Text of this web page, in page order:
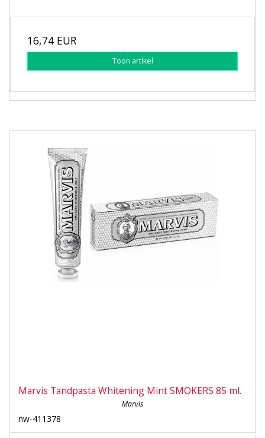
16,74 EUR
Toon artikel
Marvis Tandpasta Whitening Mint SMOKERS 85 ml.
Marvis
nw-411378